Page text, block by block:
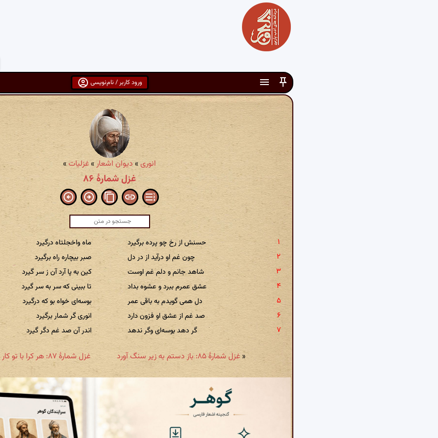
ورود کاربر / نام‌نویسی
انوری»دیوان اشعار»غزلیات»
غزل شمارهٔ ۸۶
حسنش از رخ چو پرده برگیرد
ماه واخجلتاه درگیرد
چون غم او درآید از در دل
صبر بیچاره راه برگیرد
شاهد جانم و دلم غم اوست
کین به پا آرد آن ز سر گیرد
عشق عمرم ببرد و عشوه بداد
تا ببینی که سر به سر گیرد
دل همی گویدم به باقی عمر
بوسه‌ای خواه بو که درگیرد
صد غم از عشق او فزون دارد
انوری گر شمار برگیرد
گر دهد بوسه‌ای وگر ندهد
اندر آن صد غم دگر گیرد
غزل شمارهٔ ۸۷: هر کرا با تو کار درگیرد « غزل شمارهٔ ۸۵: باز دستم به زیر سنگ آورد